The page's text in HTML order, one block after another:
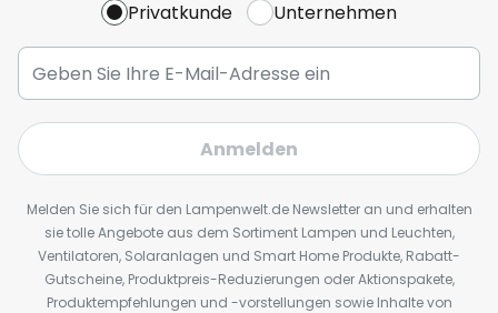
Privatkunde Unternehmen
Anmelden
Melden Sie sich für den Lampenwelt.de Newsletter an und erhalten
sie tolle Angebote aus dem Sortiment Lampen und Leuchten,
Ventilatoren, Solaranlagen und Smart Home Produkte, Rabatt-
Gutscheine, Produktpreis-Reduzierungen oder Aktionspakete,
Produktempfehlungen und -vorstellungen sowie Inhalte von